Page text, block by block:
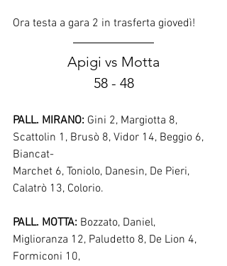
Ora testa a gara 2 in trasferta giovedì!
Apigi vs Motta
58 - 48
PALL. MIRANO: Gini 2, Margiotta 8,
Scattolin 1, Brusò 8, Vidor 14, Beggio 6,
Biancat-
Marchet 6, Toniolo, Danesin, De Pieri,
Calatrò 13, Colorio.
PALL. MOTTA: Bozzato, Daniel,
Miglioranza 12, Paludetto 8, De Lion 4,
Formiconi 10,